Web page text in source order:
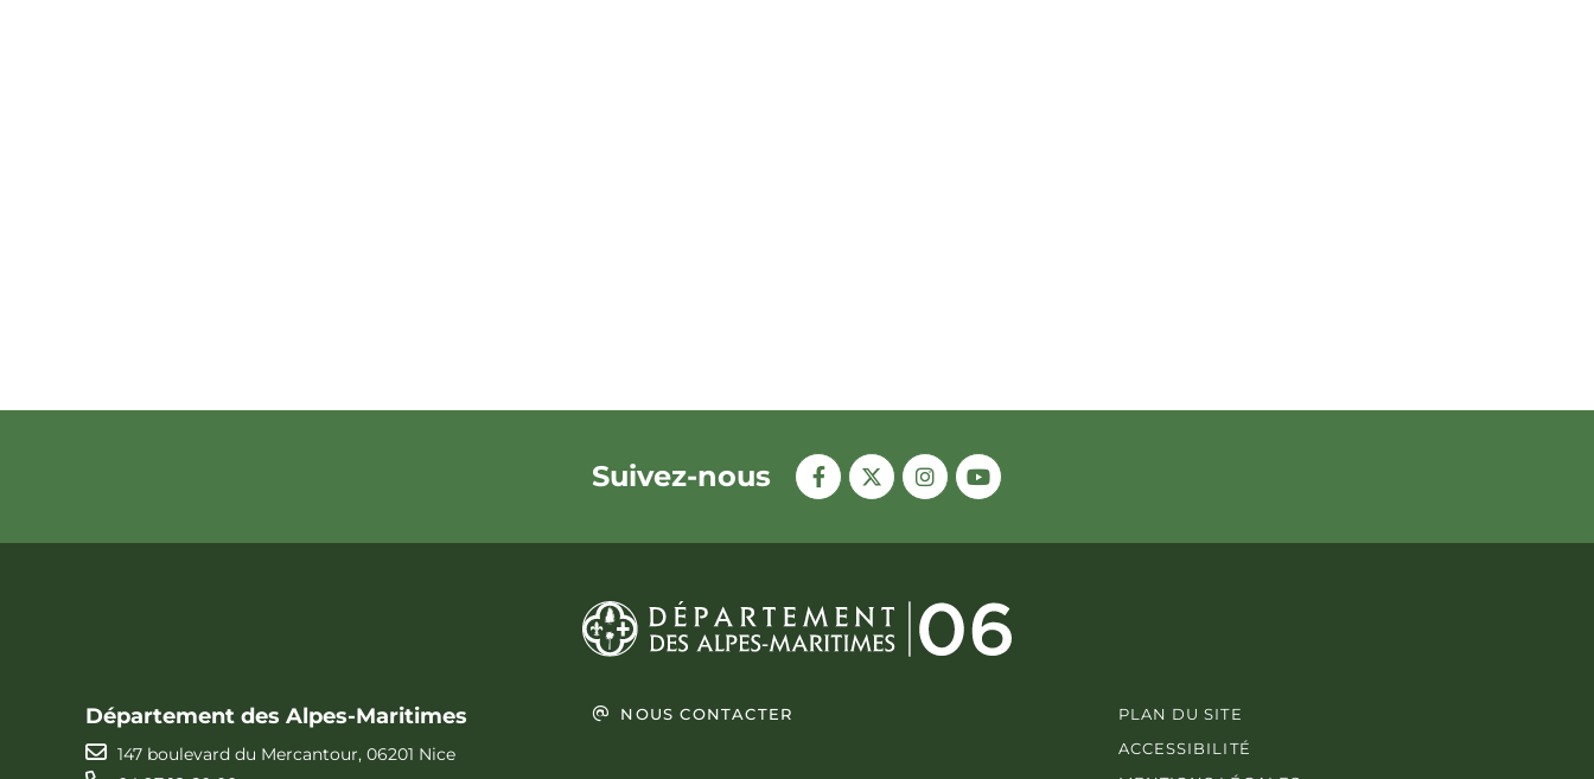
Suivez-nous
Département des Alpes-Maritimes
147 boulevard du Mercantour, 06201 Nice
NOUS CONTACTER
PLAN DU SITE
ACCESSIBILITÉ